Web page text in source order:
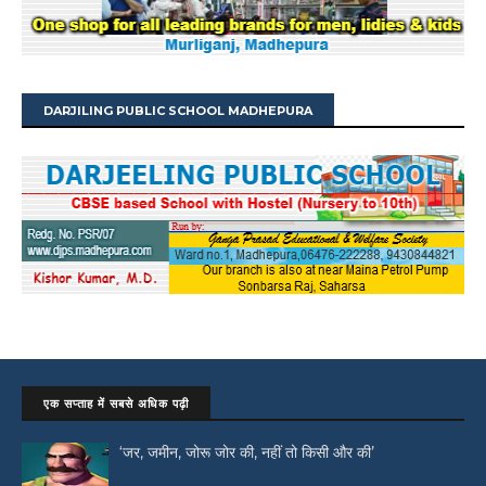
DARJILING PUBLIC SCHOOL MADHEPURA
एक सप्ताह में सबसे अधिक पढ़ी
‘जर, जमीन, जोरू जोर की, नहीं तो किसी और की’